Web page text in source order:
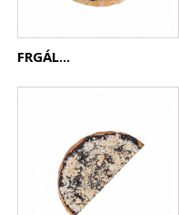
FRGÁL...